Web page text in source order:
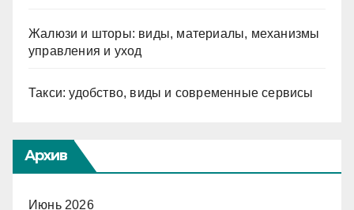
Жалюзи и шторы: виды, материалы, механизмы
управления и уход
Такси: удобство, виды и современные сервисы
Архив
Июнь 2026